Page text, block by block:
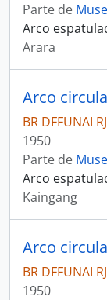
Parte de
Arco
Arara
Arco
BR DFFUNAI
1950
Parte de
Arco
Kaingang
Arco
BR DFFUNAI
1950